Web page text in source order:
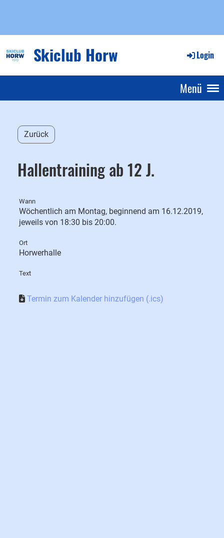
Skiclub Horw Login
Menü
Zurück
Hallentraining ab 12 J.
Wann
Wöchentlich am Montag, beginnend am 16.12.2019,
jeweils von 18:30 bis 20:00.
Ort
Horwerhalle
Text
Termin zum Kalender hinzufügen (.ics)